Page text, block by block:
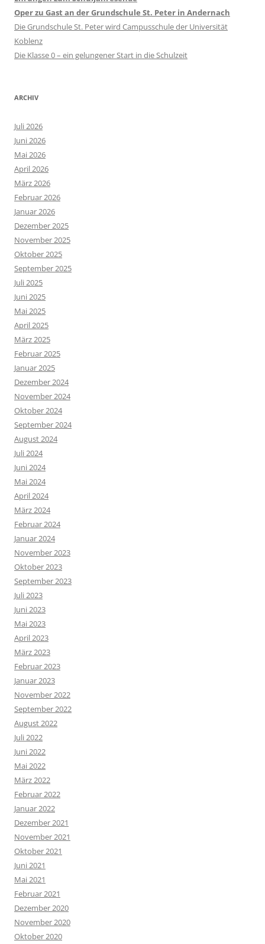
Oper zu Gast an der Grundschule St. Peter in Andernach
Die Grundschule St. Peter wird Campusschule der Universität
Koblenz
Die Klasse 0 – ein gelungener Start in die Schulzeit
ARCHIV
Juli 2026
Juni 2026
Mai 2026
April 2026
März 2026
Februar 2026
Januar 2026
Dezember 2025
November 2025
Oktober 2025
September 2025
Juli 2025
Juni 2025
Mai 2025
April 2025
März 2025
Februar 2025
Januar 2025
Dezember 2024
November 2024
Oktober 2024
September 2024
August 2024
Juli 2024
Juni 2024
Mai 2024
April 2024
März 2024
Februar 2024
Januar 2024
November 2023
Oktober 2023
September 2023
Juli 2023
Juni 2023
Mai 2023
April 2023
März 2023
Februar 2023
Januar 2023
November 2022
September 2022
August 2022
Juli 2022
Juni 2022
Mai 2022
März 2022
Februar 2022
Januar 2022
Dezember 2021
November 2021
Oktober 2021
Juni 2021
Mai 2021
Februar 2021
Dezember 2020
November 2020
Oktober 2020